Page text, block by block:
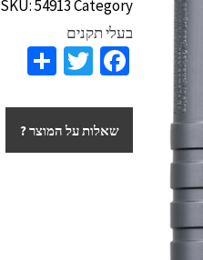
SKU:54913Category:
בעלי תקנים
Fa
b
o
T
tt
er
ar
eשאלות על המוצר ?